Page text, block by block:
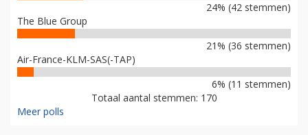
24% (42 stemmen)
The Blue Group
21% (36 stemmen)
Air-France-KLM-SAS(-TAP)
6% (11 stemmen)
Totaal aantal stemmen: 170
Meer polls